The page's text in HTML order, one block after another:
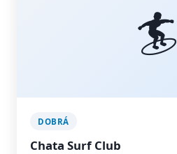
🏄
DOBRÁ
Chata Surf Club